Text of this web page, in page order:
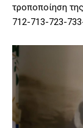
τροποποίηση
712-713-723-